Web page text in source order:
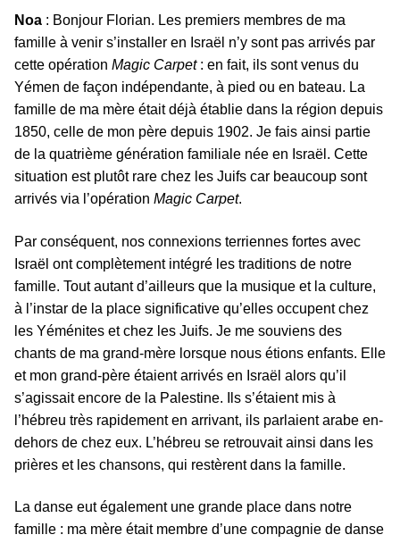
Noa : Bonjour Florian. Les premiers membres de ma
famille à venir s’installer en Israël n’y sont pas arrivés par
cette opération Magic Carpet: en fait, ils sont venus du
Yémen de façon indépendante, à pied ou en bateau. La
famille de ma mère était déjà établie dans la région depuis
1850, celle de mon père depuis 1902. Je fais ainsi partie
de la quatrième génération familiale née en Israël. Cette
situation est plutôt rare chez les Juifs car beaucoup sont
arrivés via l’opération Magic Carpet.
Par conséquent, nos connexions terriennes fortes avec
Israël ont complètement intégré les traditions de notre
famille. Tout autant d’ailleurs que la musique et la culture,
à l’instar de la place significative qu’elles occupent chez
les Yéménites et chez les Juifs. Je me souviens des
chants de ma grand-mère lorsque nous étions enfants. Elle
et mon grand-père étaient arrivés en Israël alors qu’il
s’agissait encore de la Palestine. Ils s’étaient mis à
l’hébreu très rapidement en arrivant, ils parlaient arabe en-
dehors de chez eux. L’hébreu se retrouvait ainsi dans les
prières et les chansons, qui restèrent dans la famille.
La danse eut également une grande place dans notre
famille : ma mère était membre d’une compagnie de danse